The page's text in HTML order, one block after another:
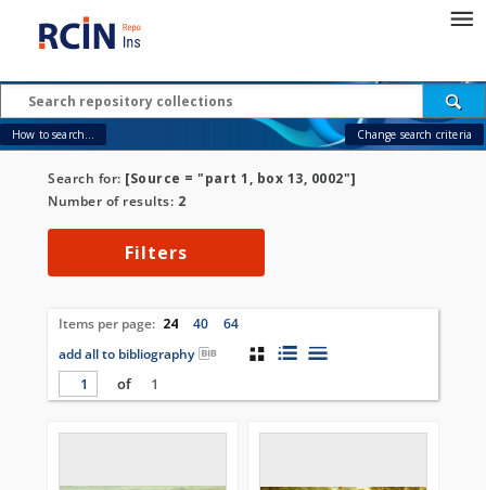
How to search... Change search criteria
Search for: [Source = "part 1, box 13, 0002"]
Number of results: 2
Filters
Items per page: 24 40
64
add all to bibliography
of
1